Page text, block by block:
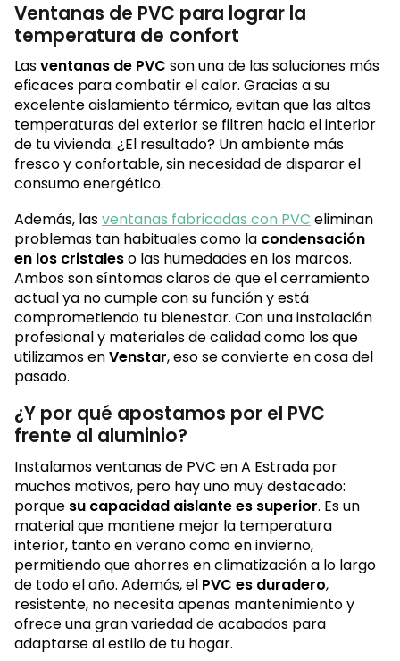
Ventanas de PVC para lograr la
temperatura de confort
Lasventanas de PVC son una de las soluciones más
eficaces para combatir el calor. Gracias a su
excelente aislamiento térmico, evitan que las altas
temperaturas del exterior se filtren hacia el interior
de tu vivienda. ¿El resultado? Un ambiente más
fresco y confortable, sin necesidad de disparar el
consumo energético.
Además, lasventanas fabricadas con PVC eliminan
problemas tan habituales como la condensación
en los cristaleso las humedades en los marcos.
Ambos son síntomas claros de que el cerramiento
actual ya no cumple con su función y está
comprometiendo tu bienestar. Con una instalación
profesional y materiales de calidad como los que
utilizamos enVenstar, eso se convierte en cosa del
pasado.
¿Y por qué apostamos por el PVC
frente al aluminio?
Instalamos ventanas de PVC en A Estrada por
muchos motivos, pero hay uno muy destacado:
porque su capacidad aislante es superior. Es un
material que mantiene mejor la temperatura
interior, tanto en verano como en invierno,
permitiendo que ahorres en climatización a lo largo
de todo el año. Además, el PVC es duradero,
resistente, no necesita apenas mantenimiento y
ofrece una gran variedad de acabados para
adaptarse al estilo de tu hogar.